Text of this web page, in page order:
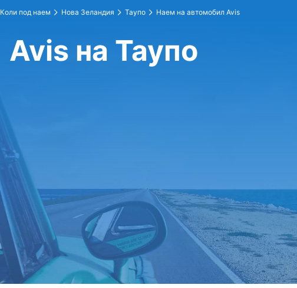
Коли под наем Нова Зеландия Таупо Наем на автомобил Avis
Avis на Таупо